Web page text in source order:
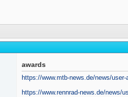
awards
https://www.mtb-news.de/news/
https://www.rennrad-news.de/news/